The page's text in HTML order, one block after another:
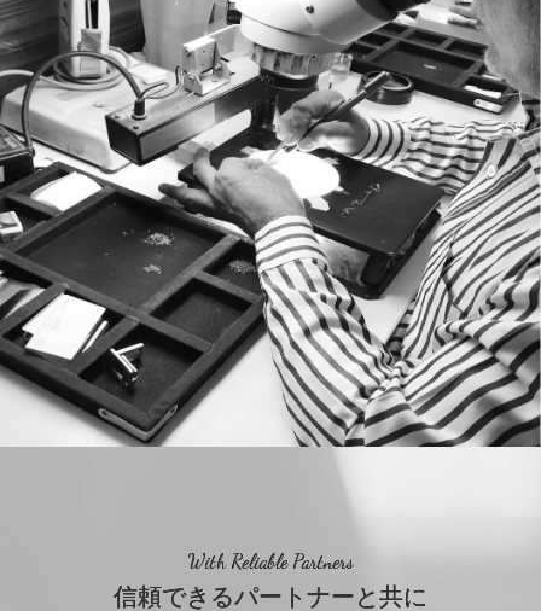
With Reliable Partners
信頼できるパートナーと共に